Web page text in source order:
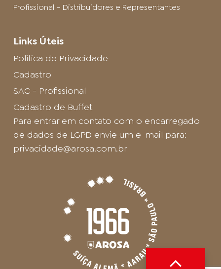
Profissional – Distribuidores e Representantes
Links Úteis
Política de Privacidade
Cadastro
SAC - Profissional
Cadastro de Buffet
Para entrar em contato com o encarregado
de dados de LGPD envie um e-mail para:
privacidade@arosa.com.br